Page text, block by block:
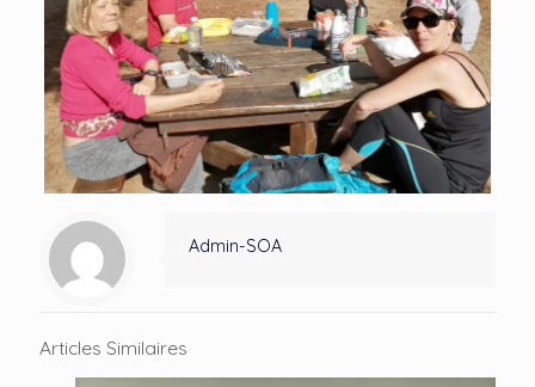
Admin-SOA
Articles Similaires